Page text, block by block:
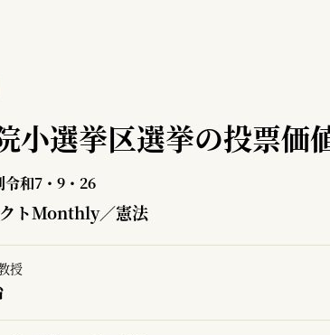
小選挙区選挙の投票価
和7・9・26
トMonthly／憲法
授